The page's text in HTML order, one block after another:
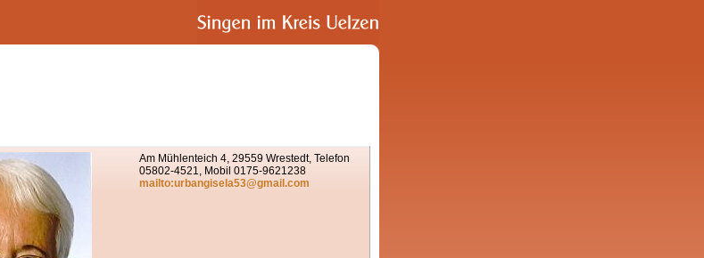
Am Mühlenteich 4, 29559 Wrestedt, Telefon
05802-4521, Mobil 0175-9621238
mailto:urbangisela53@gmail.com